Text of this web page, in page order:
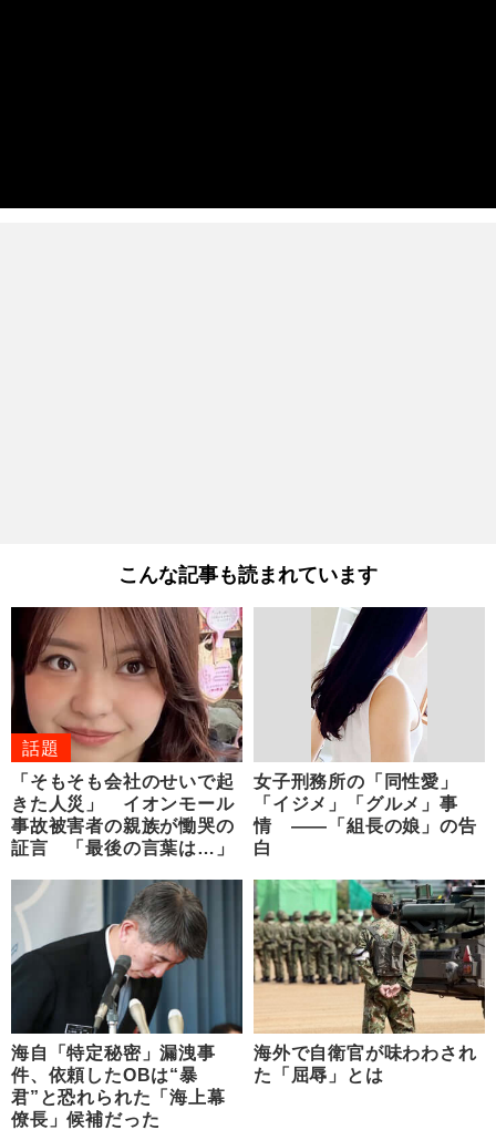
こんな記事も読まれています
話題
「そもそも会社のせいで起
きた人災」 イオンモール
事故被害者の親族が慟哭の
証言 「最後の言葉は…」
女子刑務所の「同性愛」
「イジメ」「グルメ」事
情 ――「組長の娘」の告
白
海自「特定秘密」漏洩事
件、依頼したOBは“暴
君”と恐れられた「海上幕
僚長」候補だった
海外で自衛官が味わわされ
た「屈辱」とは